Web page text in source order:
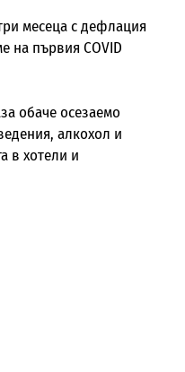
месеца с дефлация
на първия COVID
обаче осезаемо
алкохол и
в хотели и